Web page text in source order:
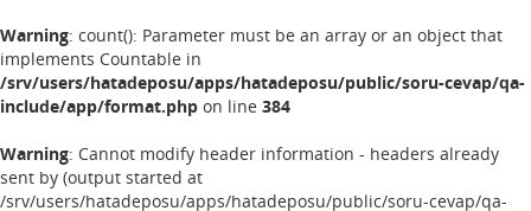
Warning: count(): Parameter must be an array or an object that
implements Countable in
/srv/users/hatadeposu/apps/hatadeposu/public/soru-cevap/qa-
include/app/format.php on line 384
Warning: Cannot modify header information - headers already
sent by (output started at
/srv/users/hatadeposu/apps/hatadeposu/public/soru-cevap/qa-